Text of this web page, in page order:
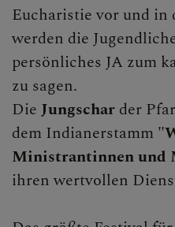
Eucharistie vor und in
werden die
persönliches JA zum
zu sagen.
Die Jungschar der
dem Indianerstamm
Ministrantinnen und
ihren wertvollen